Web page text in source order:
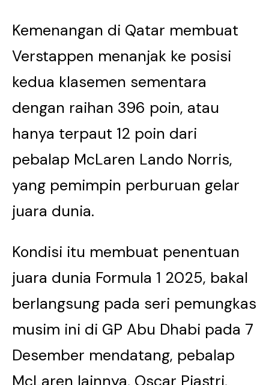
Kemenangan di Qatar membuat
Verstappen menanjak ke posisi
kedua klasemen sementara
dengan raihan 396 poin, atau
hanya terpaut 12 poin dari
pebalap McLaren Lando Norris,
yang pemimpin perburuan gelar
juara dunia.
Kondisi itu membuat penentuan
juara dunia Formula 1 2025, bakal
berlangsung pada seri pemungkas
musim ini di GP Abu Dhabi pada 7
Desember mendatang, pebalap